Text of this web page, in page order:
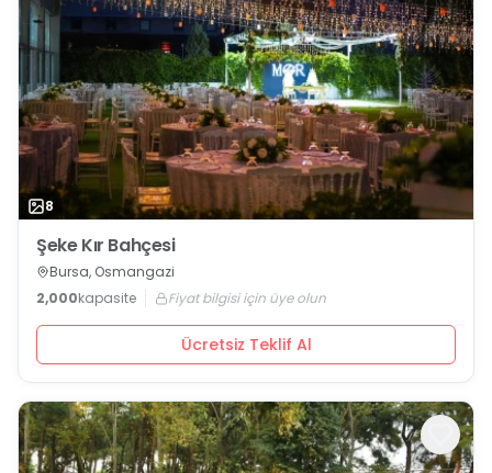
8
Şeke Kır Bahçesi
Bursa, Osmangazi
2,000kapasite Fiyat bilgisi için üye olun
Ücretsiz Teklif Al